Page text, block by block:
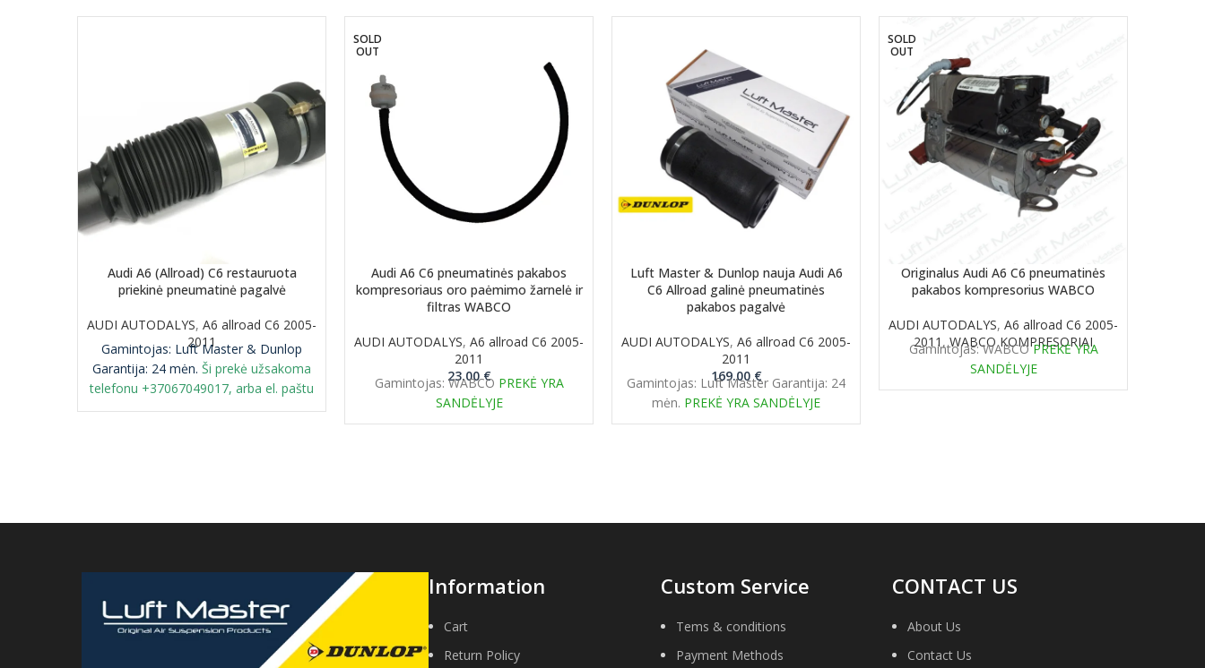
Audi A6 (Allroad) C6 restauruota
priekinė pneumatinė pagalvė
AUDI AUTODALYS, A6 allroad C6 2005-
2011
Gamintojas: Luft Master & Dunlop
Garantija: 24 mėn. Ši prekė užsakoma
telefonu +37067049017, arba el. paštu
airmaticlt@gmail.com PASTABA: būtina
SOLD
OUT
Audi A6 C6 pneumatinės pakabos
kompresoriaus oro paėmimo žarnelė ir
filtras WABCO
AUDI AUTODALYS, A6 allroad C6 2005-
2011
23.00€
Gamintojas: WABCO PREKĖ YRA
SANDĖLYJE
Luft Master & Dunlop nauja Audi A6
C6 Allroad galinė pneumatinės
pakabos pagalvė
AUDI AUTODALYS, A6 allroad C6 2005-
2011
169.00€
Gamintojas: Luft Master Garantija: 24
mėn. PREKĖ YRA SANDĖLYJE
SOLD
OUT
Originalus Audi A6 C6 pneumatinės
pakabos kompresorius WABCO
AUDI AUTODALYS, A6 allroad C6 2005-
2011 ,WABCO KOMPRESORIAI
Gamintojas: WABCOPREKĖ YRA
SANDĖLYJE
Information
Cart
Return Policy
Custom Service
Tems & conditions
Payment Methods
CONTACT US
About Us
Contact Us